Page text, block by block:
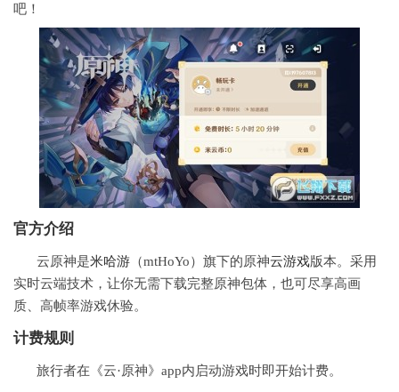
吧！
官方介绍
云原神是米哈游 （mtHoYo）旗下的原神云游戏版本。采用
实时云端技术，让你无需下载完整原神包体，也可尽享高画
质、高帧率游戏休验。
计费规则
旅行者在《云·原神》app内启动游戏时即开始计费。